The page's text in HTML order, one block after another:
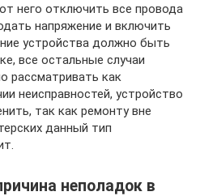
него отключить все провода
напряжение и включить
устройства должно быть
все остальные случаи
рассматривать как
неисправностей, устройство
так как ремонту вне
данный тип
неполадок в